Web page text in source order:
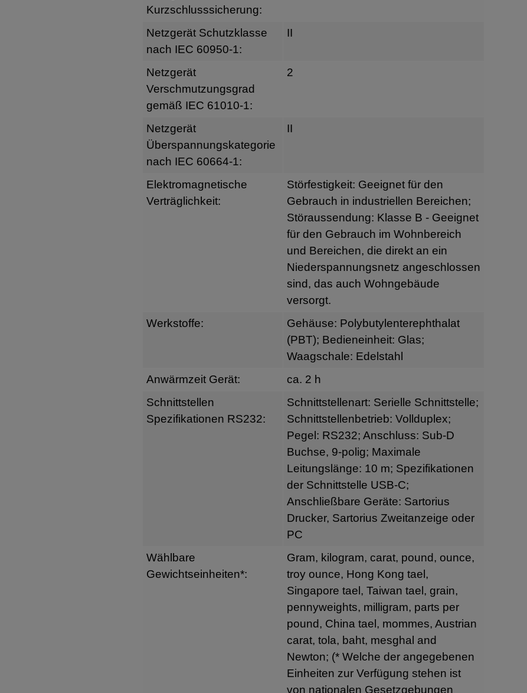
Kurzschlusssicherung:
Netzgerät Schutzklasse
nach IEC 60950-1:
II
Netzgerät
Verschmutzungsgrad
gemäß IEC 61010-1:
2
Netzgerät
Überspannungskategorie
nach IEC 60664-1:
II
Elektromagnetische
Verträglichkeit:
Störfestigkeit: Geeignet für den
Gebrauch in industriellen Bereichen;
Störaussendung: Klasse B - Geeignet
für den Gebrauch im Wohnbereich
und Bereichen, die direkt an ein
Niederspannungsnetz angeschlossen
sind, das auch Wohngebäude
versorgt.
Werkstoffe:
Gehäuse: Polybutylenterephthalat
(PBT); Bedieneinheit: Glas;
Waagschale: Edelstahl
Anwärmzeit Gerät:
ca. 2 h
Schnittstellen
Spezifikationen RS232:
Schnittstellenart: Serielle Schnittstelle;
Schnittstellenbetrieb: Vollduplex;
Pegel: RS232; Anschluss: Sub-D
Buchse, 9-polig; Maximale
Leitungslänge: 10 m; Spezifikationen
der Schnittstelle USB-C;
Anschließbare Geräte: Sartorius
Drucker, Sartorius Zweitanzeige oder
PC
Wählbare
Gewichtseinheiten*:
Gram, kilogram, carat, pound, ounce,
troy ounce, Hong Kong tael,
Singapore tael, Taiwan tael, grain,
pennyweights, milligram, parts per
pound, China tael, mommes, Austrian
carat, tola, baht, mesghal and
Newton; (* Welche der angegebenen
Einheiten zur Verfügung stehen ist
von nationalen Gesetzgebungen